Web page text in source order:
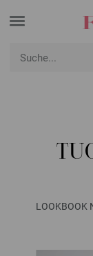
LOOKBOOK